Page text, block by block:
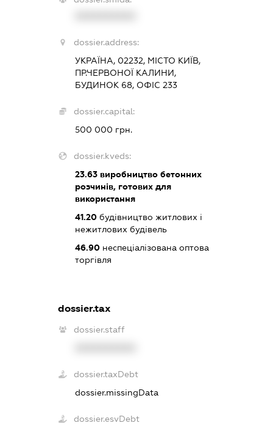
dossier.address:
УКРАЇНА, 02232, МІСТО КИЇВ,
ПР.ЧЕРВОНОЇ КАЛИНИ,
БУДИНОК 68, ОФІС 233
dossier.capital:
500 000 грн.
dossier.kveds:
23.63виробництво бетонних
розчинів, готових для
використання
41.20будівництво житлових і
нежитлових будівель
46.90неспеціалізована оптова
торгівля
dossier.tax
dossier.staff
dossier.taxDebt
dossier.missingData
dossier.esvDebt